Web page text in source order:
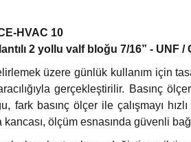
HVAC 10
2 yollu valf bloğu 7/16” - UNF
üzere günlük kullanım için
gerçekleştirilir. Basınç
basınç ölçer ile çalışmayı
ölçüm esnasında güvenli